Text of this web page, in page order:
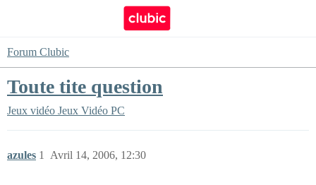
Forum Clubic
Toute tite question
Jeux vidéo Jeux Vidéo PC
azules Avril 14, 2006, 12:30
1